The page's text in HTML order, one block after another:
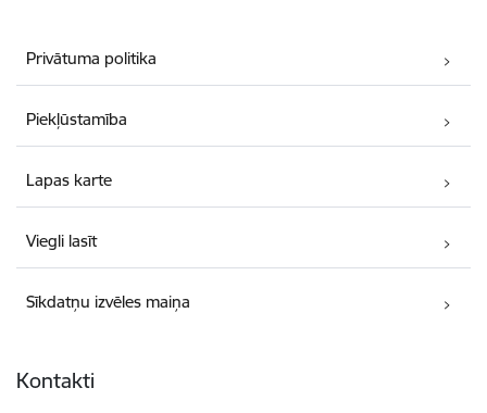
Privātuma politika
Piekļūstamība
Lapas karte
Viegli lasīt
Sīkdatņu izvēles maiņa
Kontakti